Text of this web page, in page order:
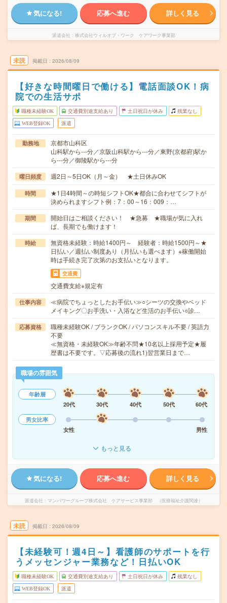
気になる! 応募へ進む 詳しく見る
派遣会社 株式会社ウィルオブ・ワーク ケアワーク事業部
未読 掲載日 2026/08/09
【好きな時間曜日で働ける】電話面談OK！病
院での生活サポ
職種未経験OK 交通費別途支給あり 土日祝日が休み 残業なし
WEB登録OK 派遣
勤務地
京都市山科区
山科駅から---分／京阪山科駅から---分／東野(京都府)駅か
ら---分／御陵駅から---分
曜日頻度 週2日～5日OK（月～金） ★土日休みOK
時間
★1日4時間～の時短シフトOK★都合に合わせてシフトが
決められますシフト例：7：00～16：009：…
期間
開始日はご相談ください！ ★急募 ★職場が気に入れ
ば、長期でも働けます！
時給
無資格未経験：時給1400円～ 経験者：時給1500円～★
日払い／週払い制度あり（月払いも選べます）※稼働開始
時は手続き完了次第のお支払いとなります。
交通費
交通費支給※規定有
仕事内容
≪病院でちょっとしたお手伝い≫○シーツの交換やベッド
メイキング〇お手洗い・入浴など生活のお手伝い○診…
応募資格
職種未経験OK / ブランクOK / パソコンスキル不要 / 英語力
不要
≪無資格・未経験OK≫年齢不問★10名以上採用予定★履
歴書は不要です。▽応募後の流れ1)翌営業日まで…
職場の雰囲気
年齢層
20代
30代 40代 50代
60代
男女比率
女性
男性
もっと見る
気になる! 応募へ進む 詳しく見る
派遣会社 マンパワーグループ株式会社 ケアサービス事業部 （医療福祉介護関連）
未読 掲載日 2026/08/09
【未経験可！週4日～】看護師のサポートを行
うメッセンジャー業務など！日払いOK
職種未経験OK 交通費別途支給あり 土日祝日が休み 残業なし
WEB登録OK 派遣